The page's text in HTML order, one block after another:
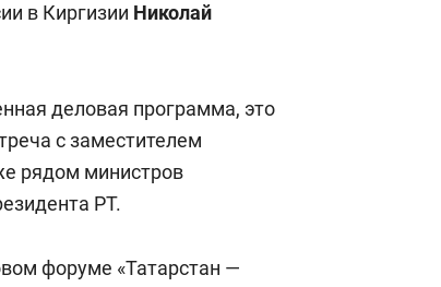
в Киргизии Николай
деловая программа, это
с заместителем
рядом министров
РТ.
форуме «Татарстан —
какой будет
«Нова»
природе, работа